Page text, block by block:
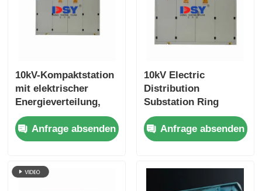
10kV-Kompaktstation
mit elektrischer
Energieverteilung,
Hochspannung,
Schutzart IP56,
kundenspezifisch
Anfrage absenden
10kV Electric
Distribution
Substation Ring
Network Box IP56
Protection
Anfrage absenden